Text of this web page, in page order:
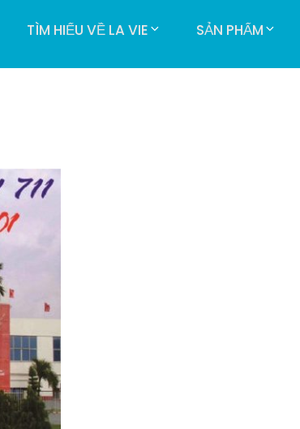
TÌM HIỂU VỀ LA VIE SẢN PHẨM